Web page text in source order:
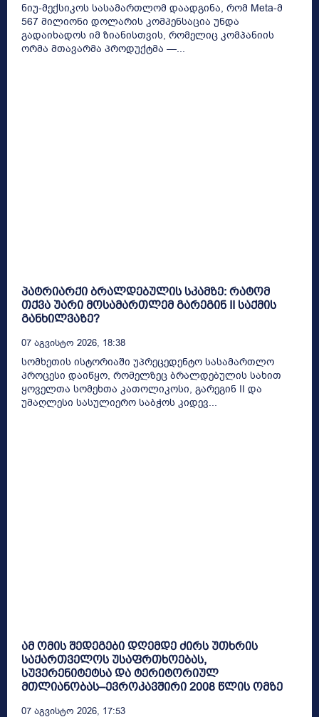
ნიუ-მექსიკოს სასამართლომ დაადგინა, რომ Meta-მ
567 მილიონი დოლარის კომპენსაცია უნდა
გადაიხადოს იმ ზიანისთვის, რომელიც კომპანიის
ორმა მთავარმა პროდუქტმა —...
პატრიარქი ბრალდებულის სკამზე: რატომ
თქვა უარი მოსამართლემ გარეგინ II საქმის
განხილვაზე?
07 Აგვისტო 2026, 18:38
სომხეთის ისტორიაში უპრეცედენტო სასამართლო
პროცესი დაიწყო, რომელზეც ბრალდებულის სახით
ყოველთა სომეხთა კათოლიკოსი, გარეგინ II და
უმაღლესი სასულიერო საბჭოს კიდევ...
ამ ომის შედეგები დღემდე ძირს უთხრის
საქართველოს უსაფრთხოებას,
სუვერენიტეტსა და ტერიტორიულ
მთლიანობას–ევროკავშირი 2008 წლის ომზე
07 Აგვისტო 2026, 17:53